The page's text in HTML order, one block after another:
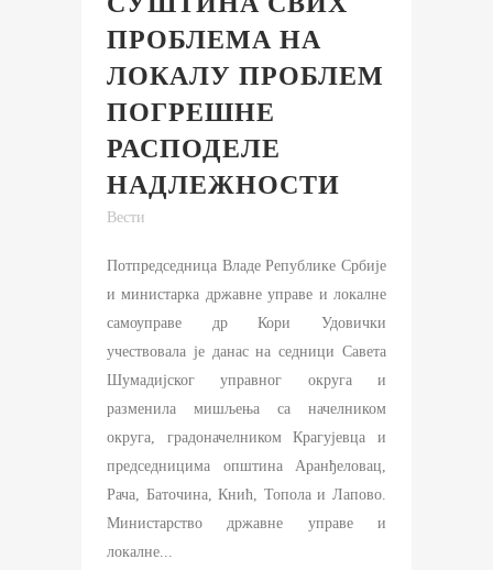
ПРОБЛЕМА НА
ЛОКАЛУ ПРОБЛЕМ
ПОГРЕШНЕ
РАСПОДЕЛЕ
НАДЛЕЖНОСТИ
Вести
Потпредседница Владе Републике Србије
и министарка државне управе и локалне
самоуправе др Кори Удовички
учествовала је данас на седници Савета
Шумадијског управног округа и
разменила мишљења са начелником
округа, градоначелником Крагујевца и
председницима општина Аранђеловац,
Рача, Баточина, Кнић, Топола и Лапово.
Министарство државне управе и
локалне...